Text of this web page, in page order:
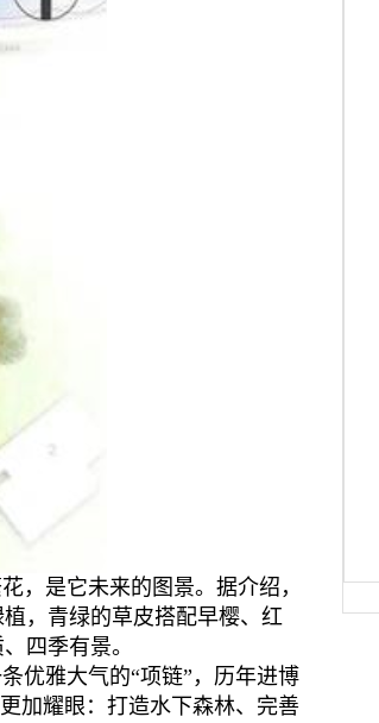
，是它未来的图景。据介绍，
，青绿的草皮搭配早樱、红
四季有景。
优雅大气的“项链”，历年进博
加耀眼：打造水下森林、完善